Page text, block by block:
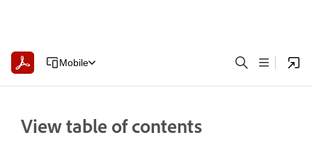
Mobile
View table of contents